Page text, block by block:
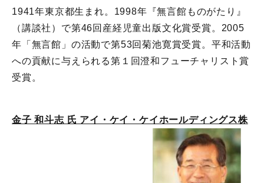
1941年東京都生まれ。1998年『無言館ものがたり』
（講談社）で第46回産経児童出版文化賞受賞。2005
年「無言館」の活動で第53回菊池寛賞受賞。平和活動
への貢献に与えられる第１回澄和フューチャリスト賞
受賞。
金子 和斗志 氏 アイ・ケイ・ケイホールディングス株